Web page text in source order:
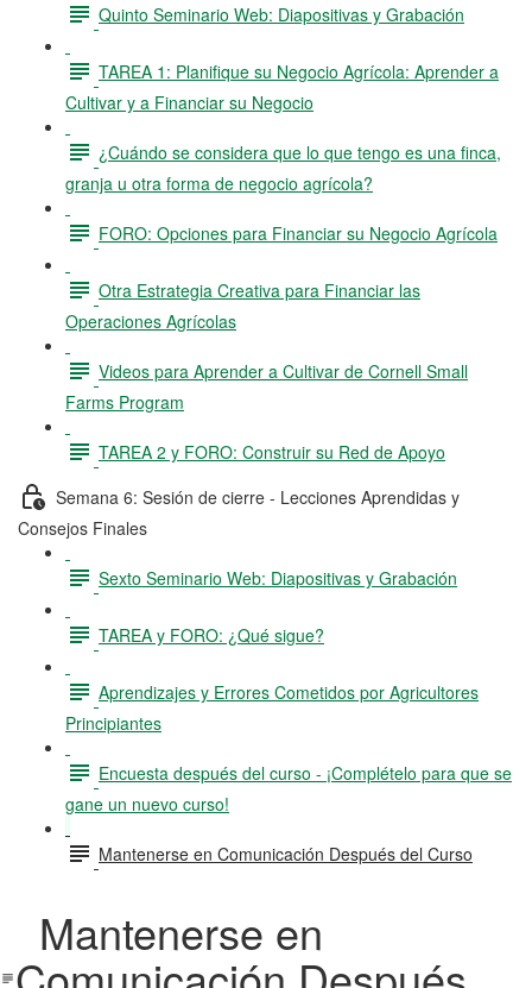
Quinto Seminario Web: Diapositivas y Grabación
TAREA 1: Planifique su Negocio Agrícola: Aprender a
Cultivar y a Financiar su Negocio
¿Cuándo se considera que lo que tengo es una finca,
granja u otra forma de negocio agrícola?
FORO: Opciones para Financiar su Negocio Agrícola
Otra Estrategia Creativa para Financiar las
Operaciones Agrícolas
Videos para Aprender a Cultivar de Cornell Small
Farms Program
TAREA 2 y FORO: Construir su Red de Apoyo
Semana 6: Sesión de cierre - Lecciones Aprendidas y
Consejos Finales
Sexto Seminario Web: Diapositivas y Grabación
TAREA y FORO: ¿Qué sigue?
Aprendizajes y Errores Cometidos por Agricultores
Principiantes
Encuesta después del curso - ¡Complételo para que se
gane un nuevo curso!
Mantenerse en Comunicación Después del Curso
Mantenerse en